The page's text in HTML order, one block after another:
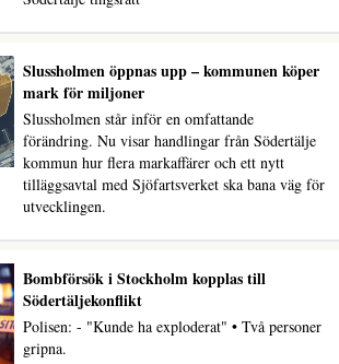
Slussholmen öppnas upp – kommunen köper
mark för miljoner
Slussholmen står inför en omfattande
förändring. Nu visar handlingar från Södertälje
kommun hur flera markaffärer och ett nytt
tilläggsavtal med Sjöfartsverket ska bana väg för
utvecklingen.
Bombförsök i Stockholm kopplas till
Södertäljekonflikt
Polisen: - "Kunde ha exploderat" • Två personer
gripna.